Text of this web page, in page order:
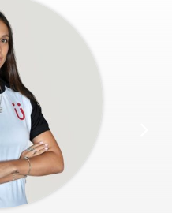
ALESSANDRO PORCU
VEDI SCHEDA